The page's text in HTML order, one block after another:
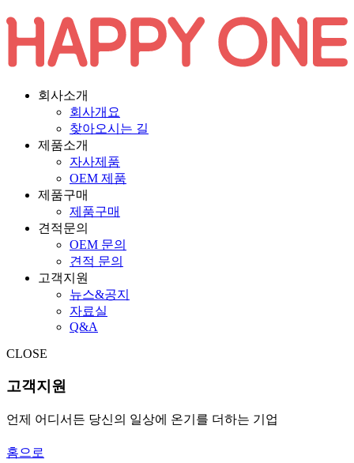
회사소개
회사개요
찾아오시는 길
제품소개
자사제품
OEM 제품
제품구매
제품구매
견적문의
OEM 문의
견적 문의
고객지원
뉴스&공지
자료실
Q&A
CLOSE
고객지원
언제 어디서든 당신의 일상에 온기를 더하는 기업
홈으로